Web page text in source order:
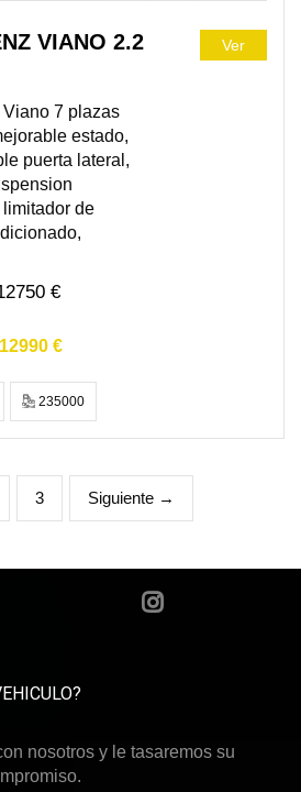
VIANO 2.2
7 plazas
estado,
puerta lateral,
de
€
12990 €
Ver
235000
3 Siguiente →
nosotros y le tasaremos su